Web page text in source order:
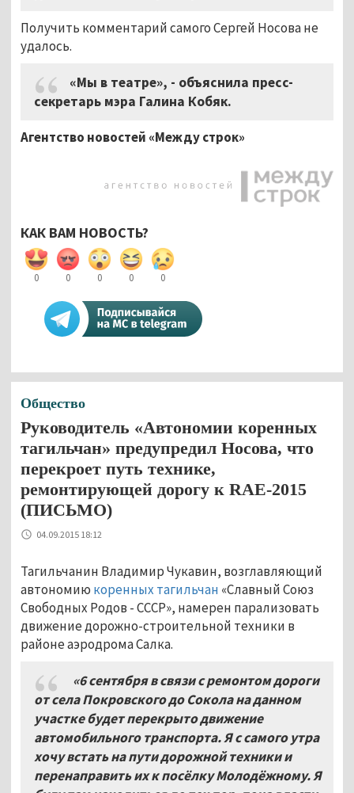
Получить комментарий самого Сергей Носова не
удалось.
«Мы в театре», - объяснила пресс-
секретарь мэра Галина Кобяк.
Агентство новостей «Между строк»
КАК ВАМ НОВОСТЬ?
0 0 0 0 0
Общество
Руководитель «Автономии коренных
тагильчан» предупредил Носова, что
перекроет путь технике,
ремонтирующей дорогу к RAE-2015
(ПИСЬМО)
04.09.2015 18:12
Тагильчанин Владимир Чукавин, возглавляющий
автономию коренных тагильчан «Славный Союз
Свободных Родов - СССР», намерен парализовать
движение дорожно-строительной техники в
районе аэродрома Салка.
«6 сентября в связи с ремонтом дороги
от села Покровского до Сокола на данном
участке будет перекрыто движение
автомобильного транспорта. Я с самого утра
хочу встать на пути дорожной техники и
перенаправить их к посёлку Молодёжному. Я